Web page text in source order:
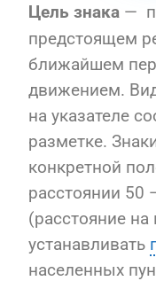
Цель знака —
предстоящем
ближайшем
движением.
на указателе
разметке.
конкретной
расстоянии 50
(расстояние
устанавливать
населенных